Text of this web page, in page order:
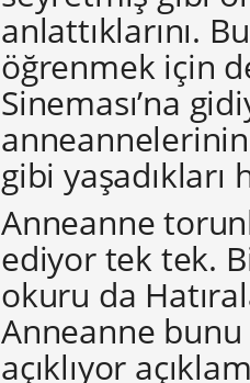
anlattıklarını.
öğrenmek için
Sineması’na
anneannelerinin
gibi yaşadıkları
Anneanne
ediyor tek tek.
okuru da
Anneanne bunu
açıklıyor